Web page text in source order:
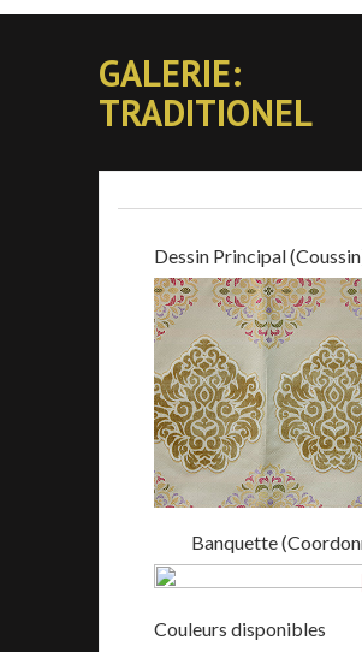
GALERIE:
TRADITIONEL
Dessin Principal
Banquette
Couleurs disponibles